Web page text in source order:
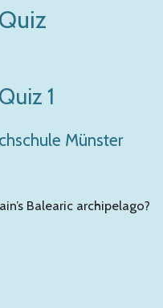
1
Münster
Balearic archipelago?